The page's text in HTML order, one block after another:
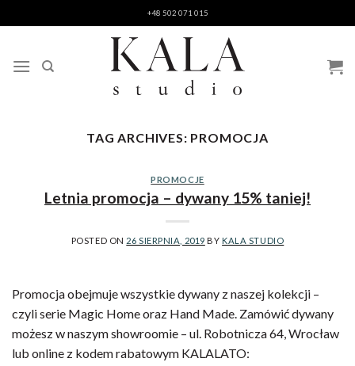
to
+48 502 071 015
TAG ARCHIVES: PROMOCJA
PROMOCJE
Letnia promocja – dywany 15% taniej!
POSTED ON 26 SIERPNIA, 2019 BYKALA STUDIO
Promocja obejmuje wszystkie dywany z naszej kolekcji –
czyli serie Magic Home oraz Hand Made. Zamówić dywany
możesz w naszym showroomie – ul. Robotnicza 64, Wrocław
lub online z kodem rabatowym KALALATO: